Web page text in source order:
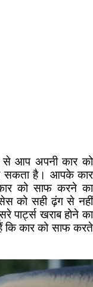
से आप अपनी कार को
सकता है। आपके कार
को साफ करने का
को सही ढ़ंग से नहीं
खराब होने का
कि‍ कार को साफ करते